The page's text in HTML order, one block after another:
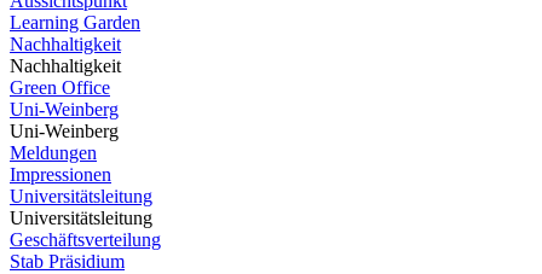
Learning Garden
Nachhaltigkeit
Nachhaltigkeit
Green Office
Uni-Weinberg
Uni-Weinberg
Meldungen
Impressionen
Universitätsleitung
Universitätsleitung
Geschäftsverteilung
Stab Präsidium